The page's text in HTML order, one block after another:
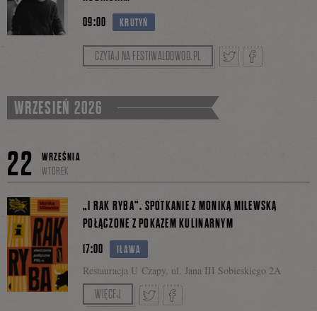
09:00 KRUTYŃ
CZYTAJ NA FESTIWALDOWOD.PL
na
Facebooku
WRZESIEŃ 2026
22
WRZEŚNIA
WTOREK
17:00 IŁAWA
Restauracja U Czapy, ul. Jana III Sobieskiego 2A
„I RAK RYBA”. SPOTKANIE Z MONIKĄ MILEWSKĄ
POŁĄCZONE Z POKAZEM KULINARNYM
Organizator: Biblioteka Iława
WIĘCEJ